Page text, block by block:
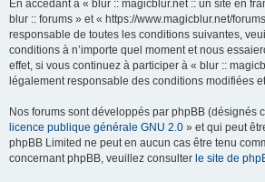
En accédant à « blur :: magicblur.net :: un site en
blur :: forums » et « https://www.magicblur.net/
responsable de toutes les conditions suivantes,
conditions à n’importe quel moment et nous
effet, si vous continuez à participer à « blur ::
légalement responsable des conditions modifiées
Nos forums sont développés par phpBB
licence publique générale GNU 2.0 » et qui peut
phpBB Limited ne peut en aucun cas être tenu
concernant phpBB, veuillez consulter le site de